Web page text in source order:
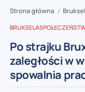
Strona główna /
BRUKSELA
Po strajku
zaległości w
spowalnia